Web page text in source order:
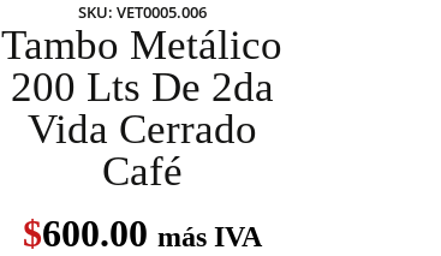
SKU: VET0005.006
Tambo Metálico
200 Lts De 2da
Vida Cerrado
Café
$600.00 más IVA